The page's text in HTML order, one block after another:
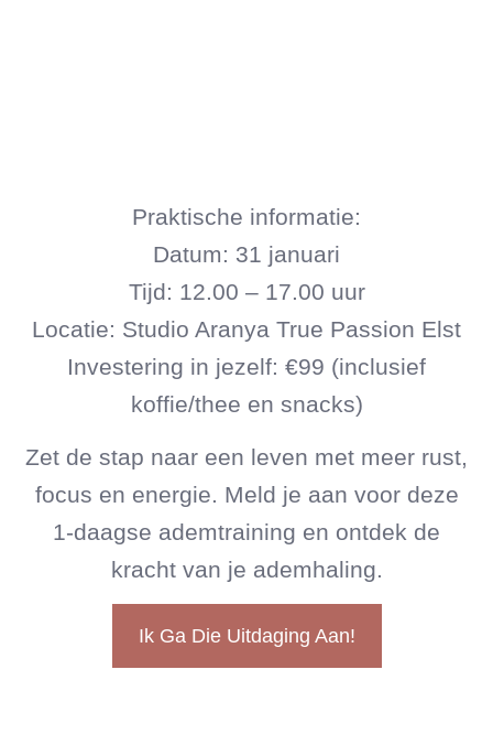
Praktische informatie:
Datum: 31 januari
Tijd: 12.00 – 17.00 uur
Locatie: Studio Aranya True Passion Elst
Investering in jezelf: €99 (inclusief
koffie/thee en snacks)
Zet de stap naar een leven met meer rust,
focus en energie. Meld je aan voor deze
1-daagse ademtraining en ontdek de
kracht van je ademhaling.
Ik Ga Die Uitdaging Aan!